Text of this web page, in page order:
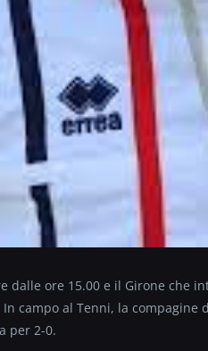
dalle ore 15.00 e il Girone che
In campo al Tenni, la
per 2-0.